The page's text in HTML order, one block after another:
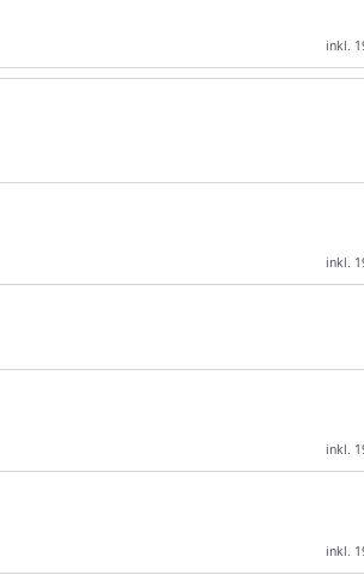
inkl.
inkl.
inkl.
inkl.